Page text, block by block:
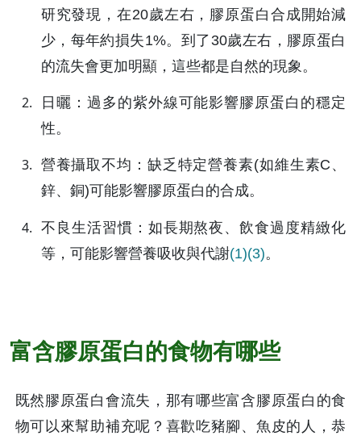
研究發現，在20歲左右，膠原蛋白合成開始減
少，每年約損失1%。到了30歲左右，膠原蛋白
的流失會更加明顯，這些都是自然的現象。
日曬：過多的紫外線可能影響膠原蛋白的穩定
性。
營養攝取不均：缺乏特定營養素(如維生素C、
鋅、銅)可能影響膠原蛋白的合成。
不良生活習慣：如長期熬夜、飲食過度精緻化
等，可能影響營養吸收與代謝(1)(3)。
富含膠原蛋白的食物有哪些
既然膠原蛋白會流失，那有哪些富含膠原蛋白的食
物可以來幫助補充呢？喜歡吃豬腳、魚皮的人，恭